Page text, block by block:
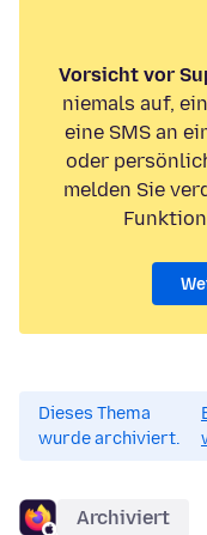
Vorsicht vor
niemals auf,
eine SMS an
oder
melden Sie
Dieses Thema
wurde archiviert.
Archiviert